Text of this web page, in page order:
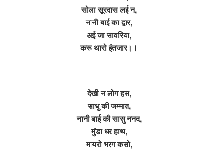
सोला सूरदास लई न,
नानी बाई का द्वार,
अई जा सावरिया,
करू थारो इंतजार।।
देखी न लोग हस,
साधु की जम्मात,
नानी बाई की सासु ननद,
मुंडा धर हाथ,
मायरो भरग कसो,